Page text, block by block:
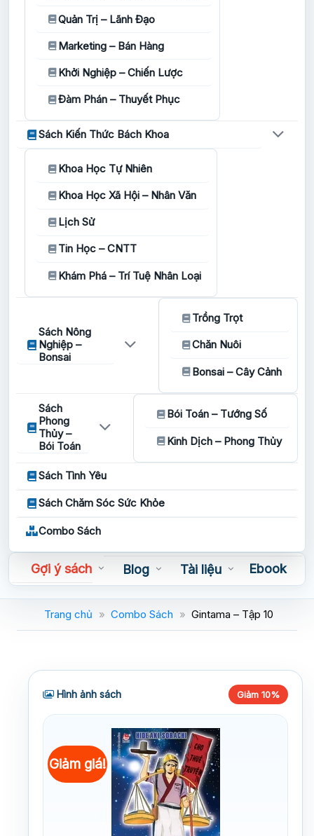
Quản Trị – Lãnh Đạo
Marketing – Bán Hàng
Khởi Nghiệp – Chiến Lược
Đàm Phán – Thuyết Phục
Sách Kiến Thức Bách Khoa
Khoa Học Tự Nhiên
Khoa Học Xã Hội – Nhân Văn
Lịch Sử
Tin Học – CNTT
Khám Phá – Trí Tuệ Nhân Loại
Sách Nông
Nghiệp –
Bonsai
Trồng Trọt
Chăn Nuôi
Bonsai – Cây Cảnh
Sách
Phong
Thủy –
Bói Toán
Bói Toán – Tướng Số
Kinh Dịch – Phong Thủy
Sách Tình Yêu
Sách Chăm Sóc Sức Khỏe
Combo Sách
Gợi ý sách Blog Tài liệu
Ebook
Sách nói
Trang chủ » Combo Sách » Gintama – Tập 10
Hình ảnh sách Giảm 10%
Giảm giá!